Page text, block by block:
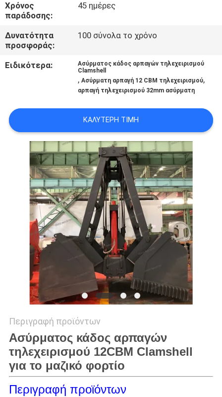
ΈΛΕΓΧΟΣ
ΠΟΙΌΤΗΤΑΣ
ΕΙΔΉΣΕΙΣ
CONTACT
SITEMAP
ΠΟΛΙΤΙΚΉ
ΑΠΟΡΡΉΤΟΥ
Χρόνος
παράδοσης:
45 ημέρες
Δυνατότητα
προσφοράς:
100 σύνολα το χρόνο
Ειδικότερα:
Ασύρματος κάδος αρπαγών τηλεχειρισμού
Clamshell
,Ασύρματη αρπαγή 12 CBM τηλεχειρισμού,
αρπαγή τηλεχειρισμού 32mm ασύρματη
ΚΑΛΎΤΕΡΗ ΤΙΜΉ
Περιγραφή προϊόντων
Ασύρματος κάδος αρπαγών
τηλεχειρισμού 12CBM Clamshell
για το μαζικό φορτίο
Περιγραφή προϊόντων